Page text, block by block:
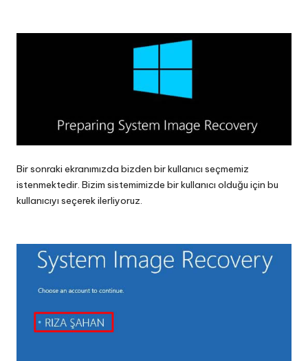
Bir sonraki ekranımızda bizden bir kullanıcı seçmemiz
istenmektedir. Bizim sistemimizde bir kullanıcı olduğu için bu
kullanıcıyı seçerek ilerliyoruz.